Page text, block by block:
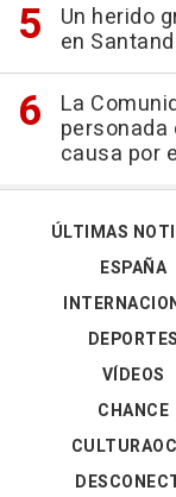
Un herido
en
La
causa por
ÚLTIMAS
ESPAÑA
DEPORTES
VÍDEOS
CHANCE